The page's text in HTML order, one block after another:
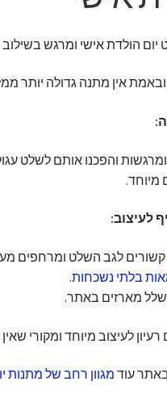
הולדת אישי ומרגש
אין מתנה גדולה יותר
ומרגשות והפכנו אותם לשלט
מיוחד.
לעיצוב:
קשורים לגב השלט ומרחפים
בלתי נשכחות.
מארזים באתר.
לעיצוב מיוחד ומקורי
עוד מגוון רחב של מתנות